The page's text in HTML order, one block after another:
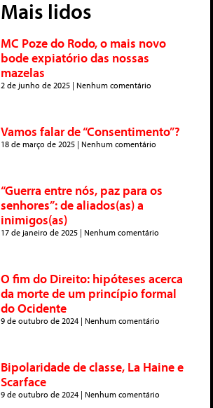
Mais lidos
MC Poze do Rodo, o mais novo
bode expiatório das nossas
mazelas
2 de junho de 2025 Nenhum comentário
Vamos falar de “Consentimento”?
18 de março de 2025 Nenhum comentário
“Guerra entre nós, paz para os
senhores”: de aliados(as) a
inimigos(as)
17 de janeiro de 2025 Nenhum comentário
O fim do Direito: hipóteses acerca
da morte de um princípio formal
do Ocidente
9 de outubro de 2024 Nenhum comentário
Bipolaridade de classe, La Haine e
Scarface
9 de outubro de 2024 Nenhum comentário